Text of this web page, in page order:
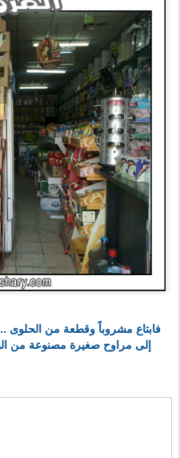
فابتاع مشروباً وقطعة من الحلوى ..
إلى مراوح صغيرة مصنوعة من